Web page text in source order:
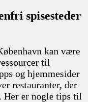
spisesteder
kan være
til
og hjemmesider
restauranter, der
Her er nogle tips til